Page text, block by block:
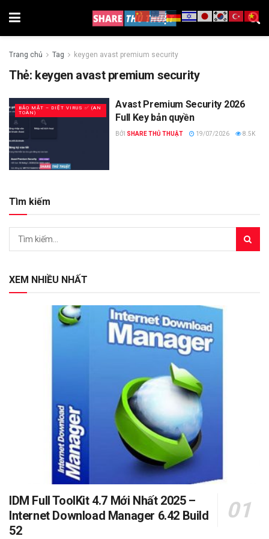
Trang chủ Tag keygen avast premium security
Thẻ: keygen avast premium security
BẢO MẬT – DIỆT VIRUS ✅ (AN
TOÀN)
Avast Premium Security 2026
Full Key bản quyền
BỞI SHARE THỦ THUẬT 19/07/2026 8.5K
Tìm kiếm
XEM NHIỀU NHẤT
IDM Full ToolKit 4.7 Mới Nhất 2025 –
Internet Download Manager 6.42 Build
52